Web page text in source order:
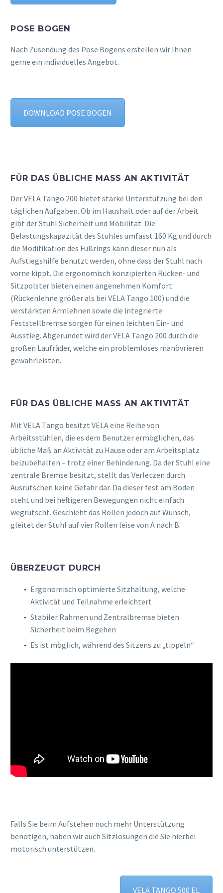
POSE BOGEN
Nach Zusendung des Pose Bogens erstellen wir Ihnen
gerne ein individuelles Angebot.
DOWNLOAD POSE BOGEN
FÜR DAS ÜBLICHE MASS AN AKTIVITÄT
Der VELA Tango 200 bietet starke Unterstützung bei den
täglichen Aufgaben. Ob im Haushalt oder auf der Arbeit
gibt der Stuhl Sicherheit und Mobilität. Die
Belastungskapazität des Stuhles umfasst 160 Kg und durch
die Modifikation des Fußrings kann dieser nun als
Aufstiegshilfe benutzt werden, ohne dass der Stuhl nach
vorne kippt. Die ergonomisch konzipierten Rücken- und
Sitzpolster bieten einen angenehmen Komfort
(Rückenlehne größer als bei VELA Tango 100) und die
verstärkten Armlehnen sowie die integrierte
Feststellbremse sorgen für einen leichten Ein- und
Ausstieg. Abgerundet wird der VELA Tango 200 durch die
großen Laufräder, welche ein problemloses manövrieren
gewährleisten.
FÜR DAS ÜBLICHE MASS AN AKTIVITÄT
Mit VELA Tango besitzt VELA eine Reihe von
Arbeitsstühlen, die es dem Benutzer ermöglichen, das
übliche Maß an Aktivität zu Hause oder am Arbeitsplatz
beizubehalten – trotz einer Behinderung. Da der Stuhl eine
zentrale Bremse besitzt, stellt das Verletzen durch
Ausrutschen keine Gefahr dar. Da dieser fest am Boden
steht und bei heftigeren Bewegungen nicht einfach
wegrutscht. Geschieht das Rollen jedoch auf Wunsch,
gleitet der Stuhl auf vier Rollen leise von A nach B.
ÜBERZEUGT DURCH
Ergonomisch optimierte Sitzhaltung, welche
Aktivität und Teilnahme erleichtert
Stabiler Rahmen und Zentralbremse bieten
Sicherheit beim Begehen
Es ist möglich, während des Sitzens zu „tippeln“
Falls Sie beim Aufstehen noch mehr Unterstützung
benötigen, haben wir auch Sitzlösungen die Sie hierbei
motorisch unterstützen.
VELA TANGO 500 EL